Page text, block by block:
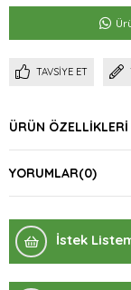
TAVSIYE ET
ÜRÜN ÖZELLIKLERI
YORUMLAR(0)
İstek